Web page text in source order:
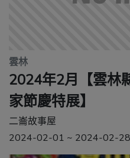
雲林
2024年2月【雲林
家節慶特展】
二崙故事屋
2024-02-01 ~ 2024-02-28